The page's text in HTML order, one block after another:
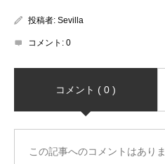
投稿者: Sevilla
コメント: 0
コメント ( 0 )
この記事へのコメントはありま